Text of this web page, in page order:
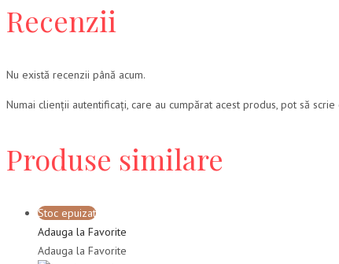
Recenzii
Nu există recenzii până acum.
Numai clienții autentificați, care au cumpărat acest produs, pot să
Produse similare
Stoc epuizat
Adauga la Favorite
Adauga la Favorite